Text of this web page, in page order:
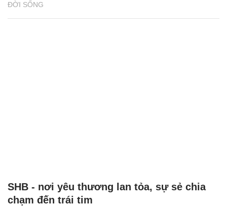
ĐỜI SỐNG
SHB - nơi yêu thương lan tỏa, sự sẻ chia
chạm đến trái tim